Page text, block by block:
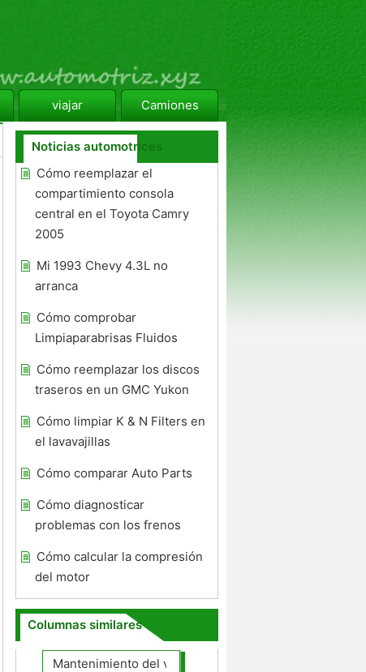
viajar Camiones
Noticias automotrices
Cómo reemplazar el
compartimiento consola
central en el Toyota Camry
2005
Mi 1993 Chevy 4.3L no
arranca
Cómo comprobar
Limpiaparabrisas Fluidos
Cómo reemplazar los discos
traseros en un GMC Yukon
Cómo limpiar K & N Filters en
el lavavajillas
Cómo comparar Auto Parts
Cómo diagnosticar
problemas con los frenos
Cómo calcular la compresión
del motor
Columnas similares
Mantenimiento del vehículo